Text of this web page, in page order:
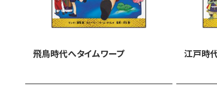
飛鳥時代へタイムワープ 江戸時